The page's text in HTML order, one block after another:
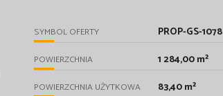
SYMBOL OFERTY PROP-GS-1078
POWIERZCHNIA 1 284,00 m²
POWIERZCHNIA UŻYTKOWA 83,40 m²